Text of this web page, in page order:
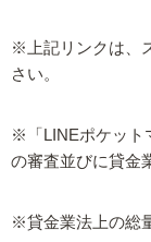
※上記リンクは、
さい。
※「LINEポケット
の審査並びに貸金
※貸金業法上の総